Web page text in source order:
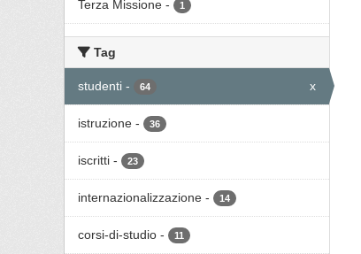
Terza Missione - 1
Tag
studenti - 64 x
istruzione - 36
iscritti - 23
internazionalizzazione - 14
corsi-di-studio - 11